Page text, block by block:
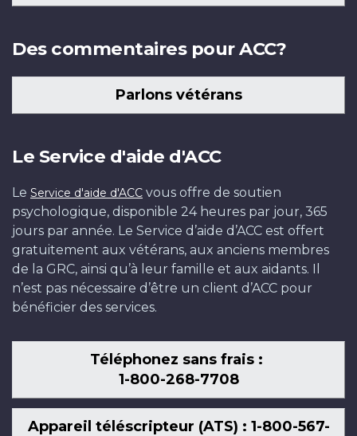
Des commentaires pour ACC?
Parlons vétérans
Le Service d'aide d'ACC
Le Service d'aide d'ACC vous offre de soutien
psychologique, disponible 24 heures par jour, 365
jours par année. Le Service d’aide d’ACC est offert
gratuitement aux vétérans, aux anciens membres
de la GRC, ainsi qu’à leur famille et aux aidants. Il
n’est pas nécessaire d’être un client d’ACC pour
bénéficier des services.
Téléphonez sans frais :
1-800-268-7708
Appareil téléscripteur (ATS) : 1-800-567-